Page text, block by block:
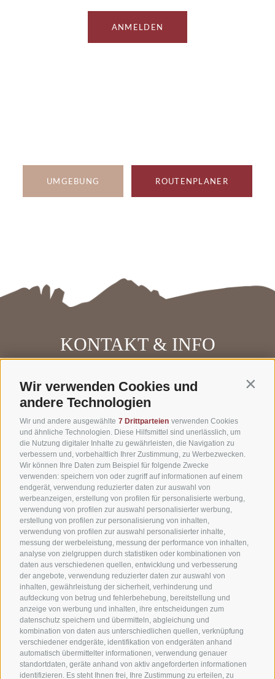
Wir verwenden Cookies und
andere Technologien
Wir und andere ausgewählte 7 Drittparteien verwenden Cookies
und ähnliche Technologien. Diese Hilfsmittel sind unerlässlich, um
die Nutzung digitaler Inhalte zu gewährleisten, die Navigation zu
verbessern und, vorbehaltlich Ihrer Zustimmung, zu Werbezwecken.
Wir können Ihre Daten zum Beispiel für folgende Zwecke
verwenden: speichern von oder zugriff auf informationen auf einem
endgerät, verwendung reduzierter daten zur auswahl von
werbeanzeigen, erstellung von profilen für personalisierte werbung,
verwendung von profilen zur auswahl personalisierter werbung,
erstellung von profilen zur personalisierung von inhalten,
verwendung von profilen zur auswahl personalisierter inhalte,
messung der werbeleistung, messung der performance von inhalten,
analyse von zielgruppen durch statistiken oder kombinationen von
daten aus verschiedenen quellen, entwicklung und verbesserung
der angebote, verwendung reduzierter daten zur auswahl von
inhalten, gewährleistung der sicherheit, verhinderung und
aufdeckung von betrug und fehlerbehebung, bereitstellung und
anzeige von werbung und inhalten, ihre entscheidungen zum
datenschutz speichern und übermitteln, abgleichung und
kombination von daten aus unterschiedlichen quellen, verknüpfung
verschiedener endgeräte, identifikation von endgeräten anhand
automatisch übermittelter informationen, verwendung genauer
standortdaten, geräte anhand von aktiv angeforderten informationen
identifizieren. Es steht Ihnen frei, Ihre Zustimmung zu erteilen, zu
ANMELDEN
UMGEBUNG ROUTENPLANER
KONTAKT & INFO
Anfrage
Online buchen
Fotogalerie
Downloads
Wetter in Südtirol
News
Newsletter
Niederolang 30,39030 Olang(BZ)
Pustertal
Südtirol • Italien
Tel.:+39 0474 49 64 66
info@hotel-astor.it